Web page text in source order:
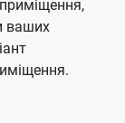
ваших